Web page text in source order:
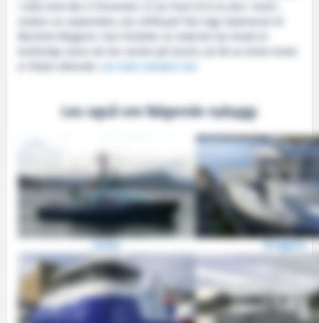
slutten av september, sier driftssjef Ola Inge Grønnevet til
Maritimt Magasin. Han forteller at rederiet har brukt et
leiefartøy mens de har ventet på Granit, så litt av årets kvote
Les også om følgende nybygg:
Audax Berggylta